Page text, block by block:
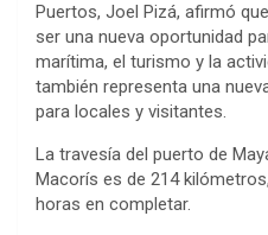
Puertos, Joel Pizá, afirmó
ser una nueva oportunidad
marítima, el turismo y la
también representa una
para locales y visitantes.
La travesía del puerto de
Macorís es de 214
horas en completar.